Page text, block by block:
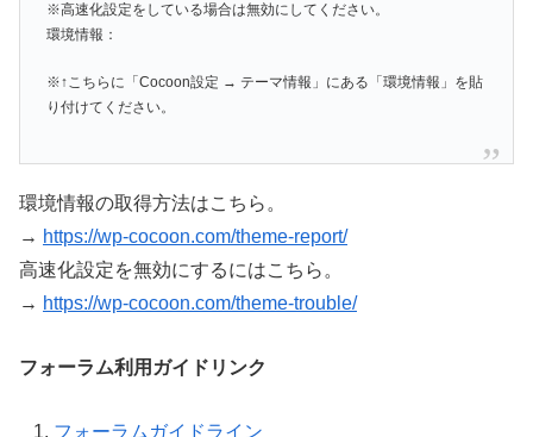
※高速化設定をしている場合は無効にしてください。
環境情報：
※↑こちらに「Cocoon設定 → テーマ情報」にある「環境情報」を貼
り付けてください。
環境情報の取得方法はこちら。
→ https://wp-cocoon.com/theme-report/
高速化設定を無効にするにはこちら。
→ https://wp-cocoon.com/theme-trouble/
フォーラム利用ガイドリンク
フォーラムガイドライン